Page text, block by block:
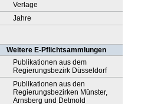
Verlage
Jahre
Weitere E-Pflichtsammlungen
Publikationen aus dem
Regierungsbezirk Düsseldorf
Publikationen aus den
Regierungsbezirken Münster,
Arnsberg und Detmold